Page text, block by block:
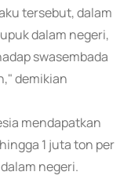
tersebut, dalam
dalam negeri,
swasembada
demikian
mendapatkan
1 juta ton per
negeri.